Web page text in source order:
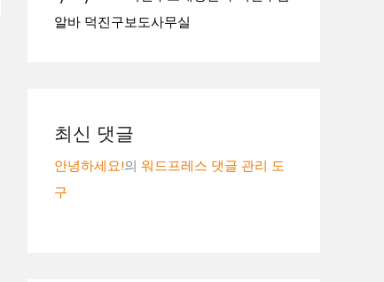
알바 덕진구보도사무실
최신 댓글
안녕하세요!의 워드프레스 댓글 관리 도
구